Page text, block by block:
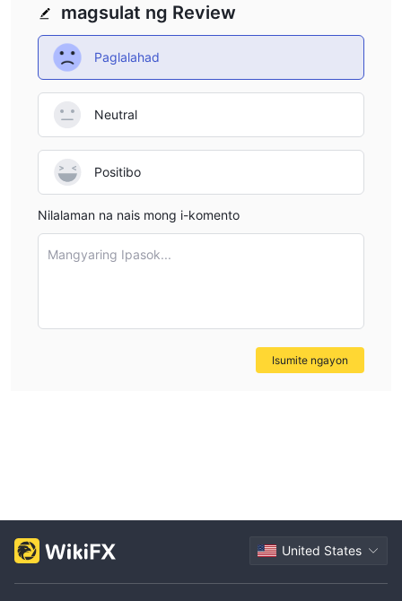
magsulat ng Review
Paglalahad
Neutral
Positibo
Nilalaman na nais mong i-komento
Mangyaring Ipasok...
Isumite ngayon
United States